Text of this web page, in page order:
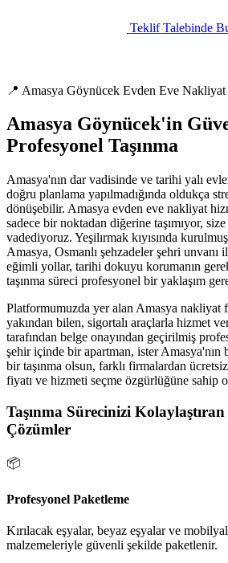
Teklif Talebinde
📍 Amasya Göynücek Evden Eve Nakliyat
Amasya Göynücek'in
Profesyonel Taşınma
Amasya'nın dar vadisinde ve tarihi yalı
doğru planlama yapılmadığında oldukça
dönüşebilir. Amasya evden eve nakliyat
sadece bir noktadan diğerine taşımıyor,
vadediyoruz. Yeşilırmak kıyısında
Amasya, Osmanlı şehzadeler şehri
eğimli yollar, tarihi dokuyu korumanın
taşınma süreci profesyonel bir yaklaşım
Platformumuzda yer alan Amasya nakliyat
yakından bilen, sigortalı araçlarla hizmet
tarafından belge onayından geçirilmiş
şehir içinde bir apartman, ister Amasya'nın
bir taşınma olsun, farklı firmalardan
fiyatı ve hizmeti seçme özgürlüğüne sahip
Taşınma Sürecinizi
Çözümler
📦
Profesyonel Paketleme
Kırılacak eşyalar, beyaz eşyalar ve
malzemeleriyle güvenli şekilde paketlenir.